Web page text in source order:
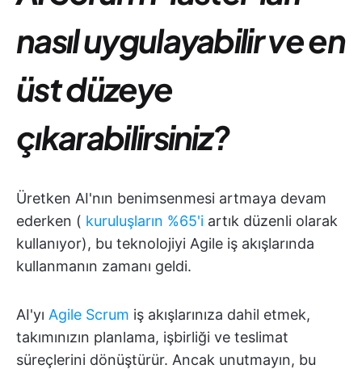
nasıl uygulayabilir ve en
üst düzeye
çıkarabilirsiniz?
Üretken AI'nın benimsenmesi artmaya devam
ederken ( kuruluşların %65'i artık düzenli olarak
kullanıyor), bu teknolojiyi Agile iş akışlarında
kullanmanın zamanı geldi.
AI'yı Agile Scrum iş akışlarınıza dahil etmek,
takımınızın planlama, işbirliği ve teslimat
süreçlerini dönüştürür. Ancak unutmayın, bu